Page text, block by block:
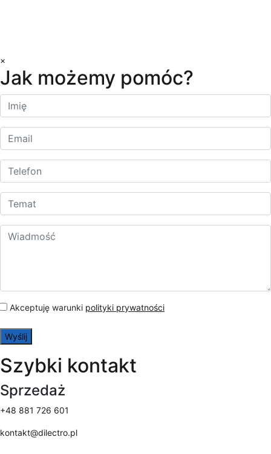
×
Jak możemy pomóc?
Akceptuję warunki polityki prywatności
Szybki kontakt
Sprzedaż
+48 881 726 601
kontakt@dilectro.pl